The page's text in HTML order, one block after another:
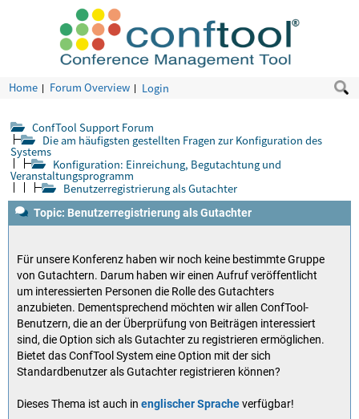
Home Forum Overview Login
ConfTool Support Forum
Die am häufigsten gestellten Fragen zur Konfiguration des
Systems
Konfiguration: Einreichung, Begutachtung und
Veranstaltungsprogramm
Benutzerregistrierung als Gutachter
Topic: Benutzerregistrierung als Gutachter
Für unsere Konferenz haben wir noch keine bestimmte Gruppe
von Gutachtern. Darum haben wir einen Aufruf veröffentlicht
um interessierten Personen die Rolle des Gutachters
anzubieten. Dementsprechend möchten wir allen ConfTool-
Benutzern, die an der Überprüfung von Beiträgen interessiert
sind, die Option sich als Gutachter zu registrieren ermöglichen.
Bietet das ConfTool System eine Option mit der sich
Standardbenutzer als Gutachter registrieren können?
Dieses Thema ist auch in englischer Spracheverfügbar!